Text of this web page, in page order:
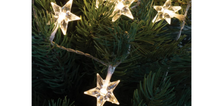
hviezdičiek.